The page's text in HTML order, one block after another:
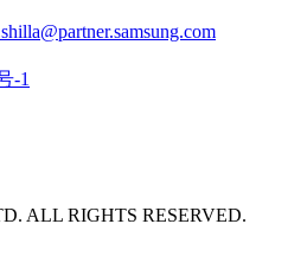
-1
ALL RIGHTS RESERVED.